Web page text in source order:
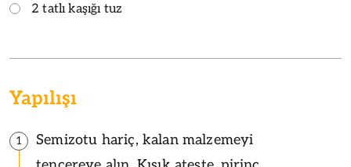
2 tatlı kaşığı tuz
Yapılışı
1
Semizotu hariç, kalan malzemeyi